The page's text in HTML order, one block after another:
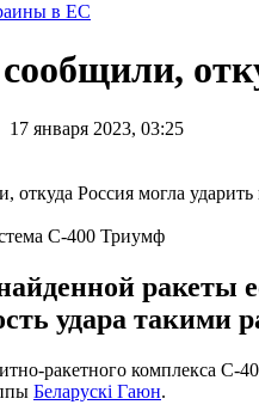
в ЕС
17 января 2023, 03:25
С-400 Триумф
ракеты
удара такими
ракетного комплекса С-
Беларускі Гаюн.